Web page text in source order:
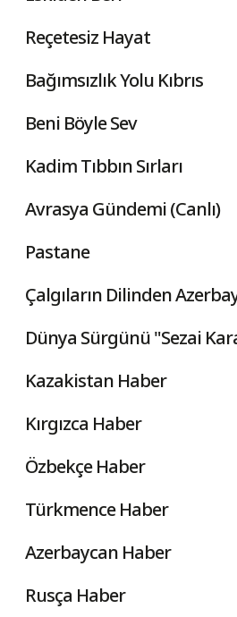
Reçetesiz Hayat
Bağımsızlık Yolu Kıbrıs
Beni Böyle Sev
Kadim Tıbbın Sırları
Avrasya Gündemi (Canlı)
Pastane
Çalgıların Dilinden
Dünya Sürgünü "Sezai
Kazakistan Haber
Kırgızca Haber
Özbekçe Haber
Türkmence Haber
Azerbaycan Haber
Rusça Haber